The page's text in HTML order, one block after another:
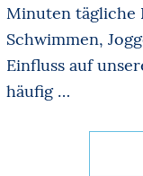
Minuten tägliche
Schwimmen,
Einfluss auf
häufig …